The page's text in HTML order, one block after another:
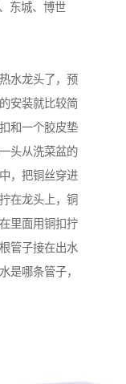
东城、博世
水龙头了，预
安装就比较简
和一个胶皮垫
头从洗菜盆的
，把铜丝穿进
在龙头上，铜
里面用铜扣拧
管子接在出水
是哪条管子，